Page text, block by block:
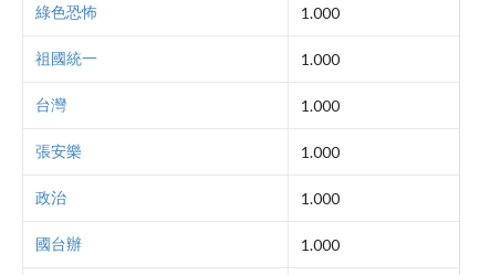
綠色恐怖 1.000
祖國統一 1.000
台灣 1.000
張安樂 1.000
政治 1.000
國台辦 1.000